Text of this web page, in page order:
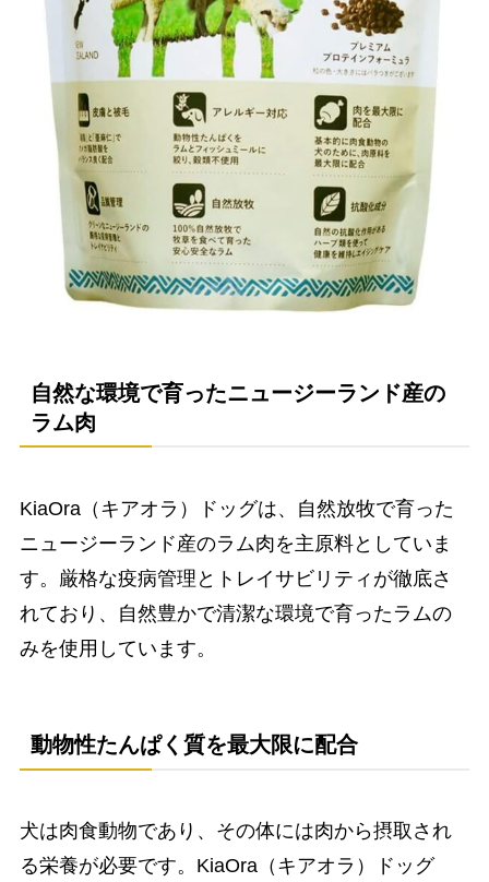
自然な環境で育ったニュージーランド産の
ラム肉
KiaOra（キアオラ）ドッグは、自然放牧で育った
ニュージーランド産のラム肉を主原料としていま
す。厳格な疫病管理とトレイサビリティが徹底さ
れており、自然豊かで清潔な環境で育ったラムの
みを使用しています。
動物性たんぱく質を最大限に配合
犬は肉食動物であり、その体には肉から摂取され
る栄養が必要です。KiaOra（キアオラ）ドッグ